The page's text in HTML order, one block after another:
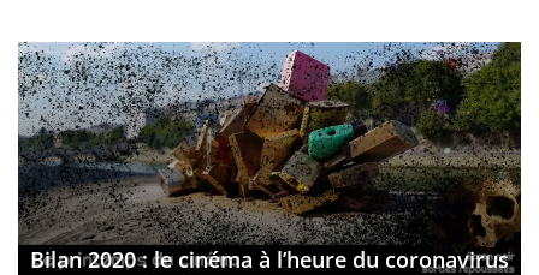
interdits
Les Dossiers
Les disparus
Les acteurs
Les actrices
Bilan 2020 : le cinéma à l’heure du coronavirus